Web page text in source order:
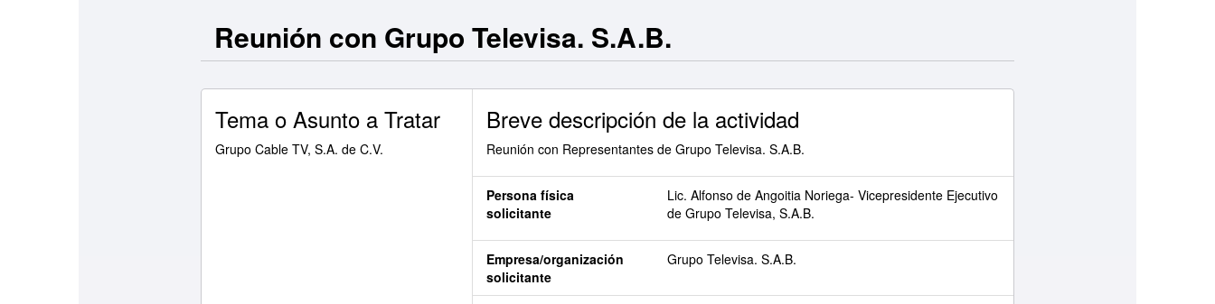
Reunión con Grupo Televisa. S.A.B.
Tema o Asunto a Tratar
Grupo Cable TV, S.A. de C.V.
Breve descripción de la actividad
Reunión con Representantes de Grupo Televisa. S.A.B.
Persona física
solicitante
Lic. Alfonso de Angoitia Noriega- Vicepresidente Ejecutivo
de Grupo Televisa, S.A.B.
Empresa/organización
solicitante
Grupo Televisa. S.A.B.